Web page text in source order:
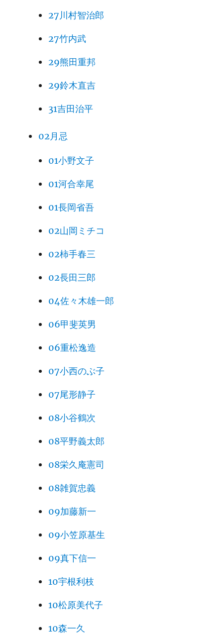
27川村智治郎
27竹内武
29熊田重邦
29鈴木直吉
31吉田治平
02月忌
01小野文子
01河合幸尾
01長岡省吾
02山岡ミチコ
02柿手春三
02長田三郎
04佐々木雄一郎
06甲斐英男
06重松逸造
07小西のぶ子
07尾形静子
08小谷鶴次
08平野義太郎
08栄久庵憲司
08雑賀忠義
09加藤新一
09小笠原基生
09真下信一
10宇根利枝
10松原美代子
10森一久